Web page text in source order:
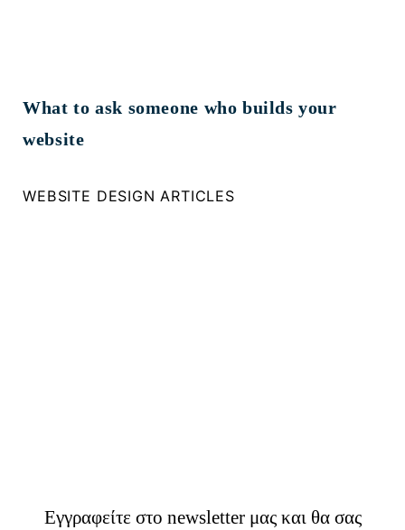
What to ask someone who builds your
website
WEBSITE DESIGN ARTICLES
Εγγραφείτε στο newsletter μας και θα σας